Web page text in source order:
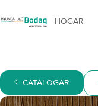
HOGAR
CATALOGAR